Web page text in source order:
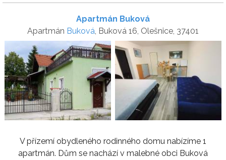
Apartmán Buková
Apartmán Buková, Buková 16, Olešnice, 37401
V přízemí obydleného rodinného domu nabízíme 1
apartmán. Dům se nachází v malebné obci Buková